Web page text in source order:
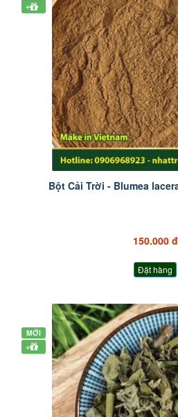
+
Bột Cải Trời - Blumea
150.000 đ
Đặt hàng
MỚI
+